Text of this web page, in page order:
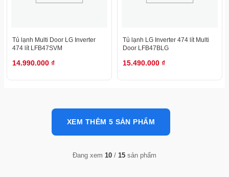
Tủ lạnh Multi Door LG Inverter
474 lít LFB47SVM
14.990.000 ₫
Tủ lạnh LG Inverter 474 lít Multi
Door LFB47BLG
15.490.000 ₫
XEM THÊM 5 SẢN PHẨM
Đang xem 10 / 15 sản phẩm